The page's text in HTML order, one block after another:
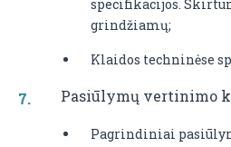
specifikacijos.
grindžiamų;
Klaidos techninėse
Pasiūlymų vertinimo
Pagrindiniai